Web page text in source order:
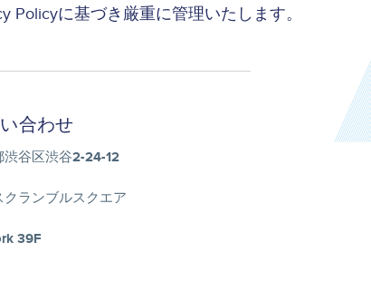
Policyに基づき厳重に管理いたします。
合わせ
渋谷区渋谷2-24-12
クランブルスクエア
39F